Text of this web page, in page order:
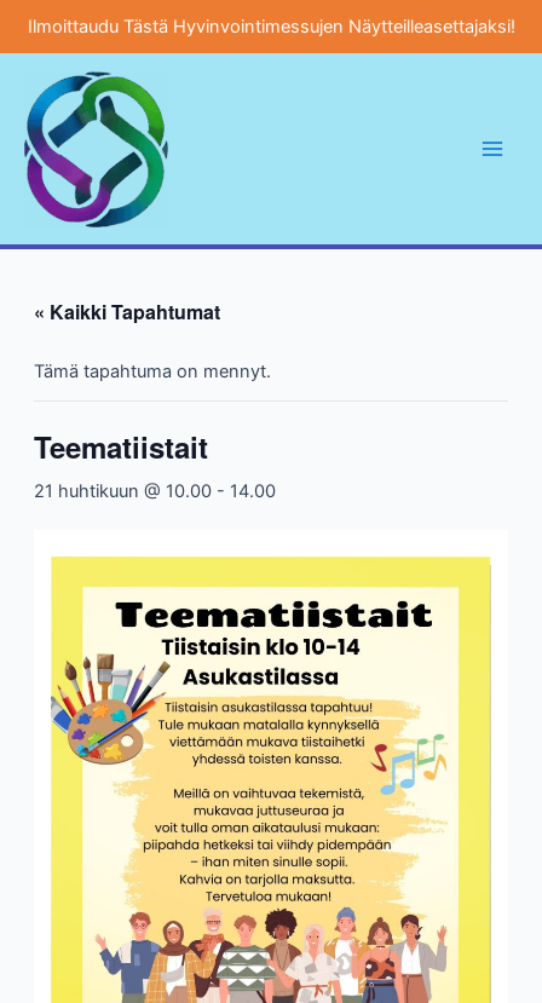
Ilmoittaudu Tästä Hyvinvointimessujen Näytteilleasettajaksi!
sisältöön
« Kaikki Tapahtumat
Tämä tapahtuma on mennyt.
Teematiistait
21 huhtikuun @ 10.00- 14.00